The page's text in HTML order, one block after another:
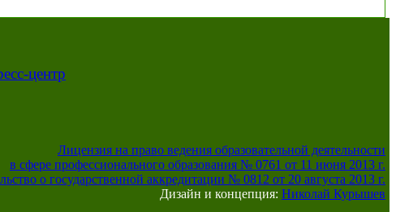
центр
Лицензия на право ведения образовательной деятельности
в сфере профессионального образования № 0761 от 11 июня 2013 г.
о государственной аккредитации № 0812 от 20 августа 2013 г.
Дизайн и концепция: Николай Курышев